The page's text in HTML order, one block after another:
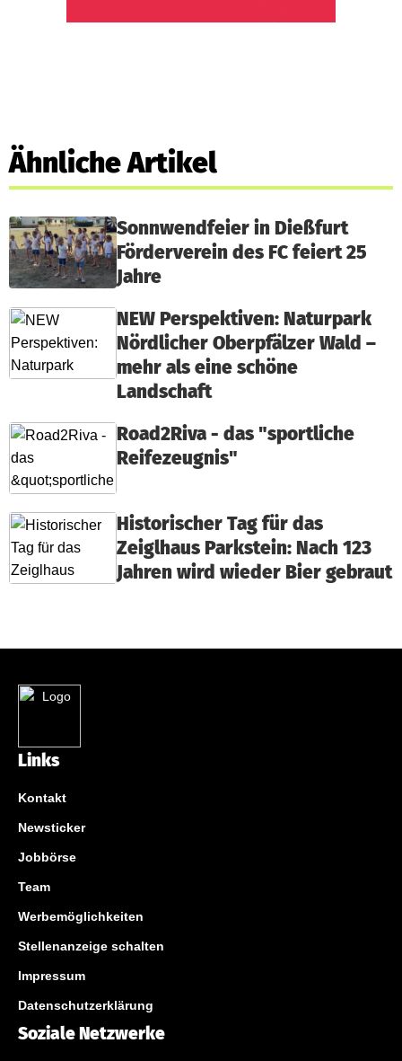
Ähnliche Artikel
Sonnwendfeier in Dießfurt
Förderverein des FC feiert 25
Jahre
NEW Perspektiven: Naturpark
Nördlicher Oberpfälzer Wald –
mehr als eine schöne
Landschaft
Road2Riva - das "sportliche
Reifezeugnis"
Historischer Tag für das
Zeiglhaus Parkstein: Nach 123
Jahren wird wieder Bier gebraut
Links
Kontakt
Newsticker
Jobbörse
Team
Werbemöglichkeiten
Stellenanzeige schalten
Impressum
Datenschutzerklärung
Soziale Netzwerke